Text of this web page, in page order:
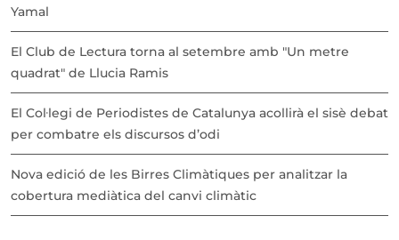
Yamal
El Club de Lectura torna al setembre amb "Un metre
quadrat" de Llucia Ramis
El Col·legi de Periodistes de Catalunya acollirà el sisè debat
per combatre els discursos d’odi
Nova edició de les Birres Climàtiques per analitzar la
cobertura mediàtica del canvi climàtic